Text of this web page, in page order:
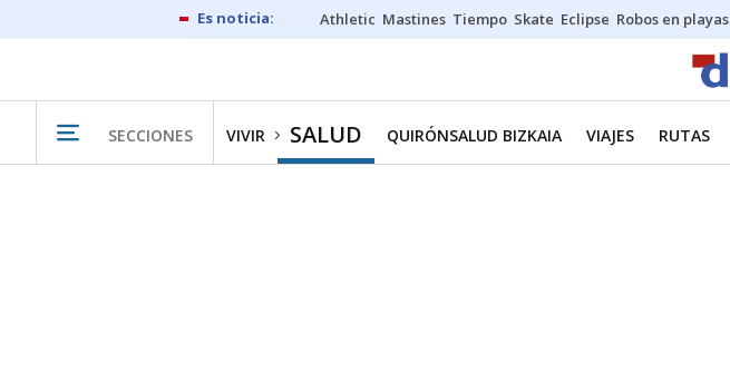
Athletic Mastines Tiempo Skate Eclipse Robos en playas
SECCIONES VIVIR SALUD QUIRÓNSALUD BIZKAIA VIAJES RUTAS